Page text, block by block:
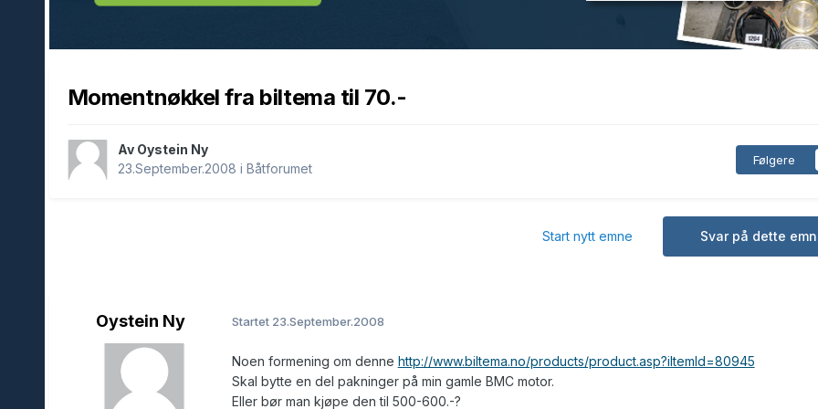
Momentnøkkel fra biltema til 70.-
Av Oystein Ny
23.September.2008 i Båtforumet
Følgere
Svar på dette
Start nytt emne
Oystein Ny Startet 23.September.2008
Noen formening om denne http://www.biltema.no/products/product.asp?iItemId=80945
Skal bytte en del pakninger på min gamle BMC motor.
Eller bør man kjøpe den til 500-600.-?